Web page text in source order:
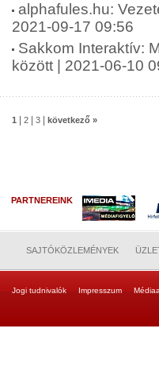
alphafules.hu:
2021-09-17 09:56
Sakkom Interaktív:
között | 2021-06-10
1 2 3 következő »
PARTNEREINK
SAJTÓKÖZLEMÉNYEK
Jogi tudnivalók Impresszum